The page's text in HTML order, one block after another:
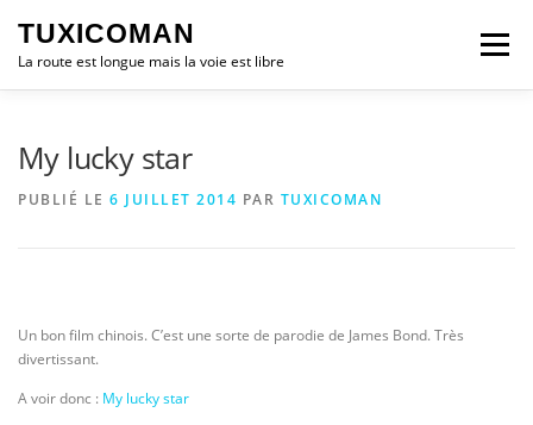
contenu
TUXICOMAN
La route est longue mais la voie est libre
Menu
My lucky star
PUBLIÉ LE 6 JUILLET 2014 PAR TUXICOMAN
Un bon film chinois. C’est une sorte de parodie de James Bond. Très
divertissant.
A voir donc : My lucky star